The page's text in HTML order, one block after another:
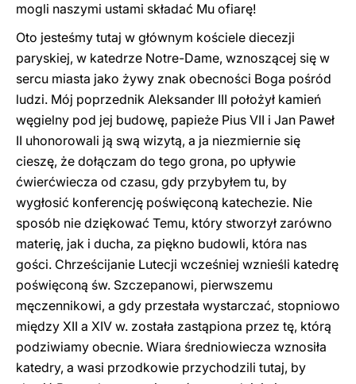
mogli naszymi ustami składać Mu ofiarę!
Oto jesteśmy tutaj w głównym kościele diecezji
paryskiej, w katedrze Notre-Dame, wznoszącej się w
sercu miasta jako żywy znak obecności Boga pośród
ludzi. Mój poprzednik Aleksander III położył kamień
węgielny pod jej budowę, papieże Pius VII i Jan Paweł
II uhonorowali ją swą wizytą, a ja niezmiernie się
cieszę, że dołączam do tego grona, po upływie
ćwierćwiecza od czasu, gdy przybyłem tu, by
wygłosić konferencję poświęconą katechezie. Nie
sposób nie dziękować Temu, który stworzył zarówno
materię, jak i ducha, za piękno budowli, która nas
gości. Chrześcijanie Lutecji wcześniej wznieśli katedrę
poświęconą św. Szczepanowi, pierwszemu
męczennikowi, a gdy przestała wystarczać, stopniowo
między XII a XIV w. została zastąpiona przez tę, którą
podziwiamy obecnie. Wiara średniowiecza wznosiła
katedry, a wasi przodkowie przychodzili tutaj, by